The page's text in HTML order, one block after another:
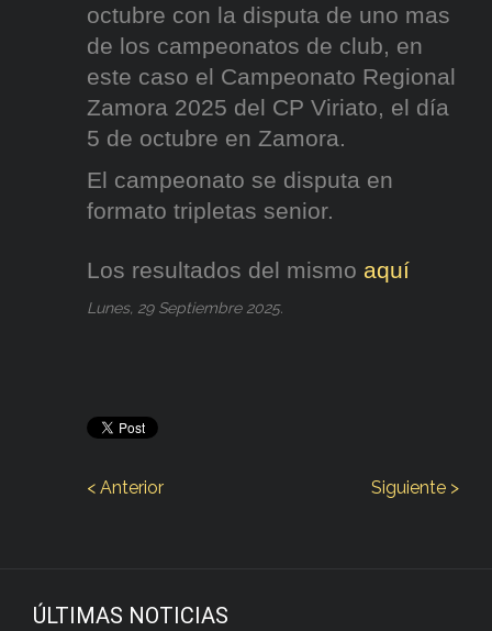
octubre con la disputa de uno mas
de los campeonatos de club, en
este caso el Campeonato Regional
Zamora 2025 del CP Viriato, el día
5 de octubre en Zamora.
El campeonato se disputa en
formato tripletas senior.
Los resultados del mismo aquí
Lunes, 29 Septiembre 2025.
< Anterior Siguiente >
ÚLTIMAS NOTICIAS